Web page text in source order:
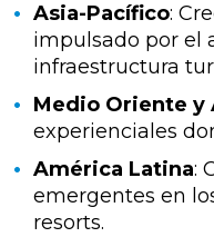
Asia-Pacífico:
impulsado por el
infraestructura
Medio Oriente y
experienciales
América Latina:
emergentes en
resorts.